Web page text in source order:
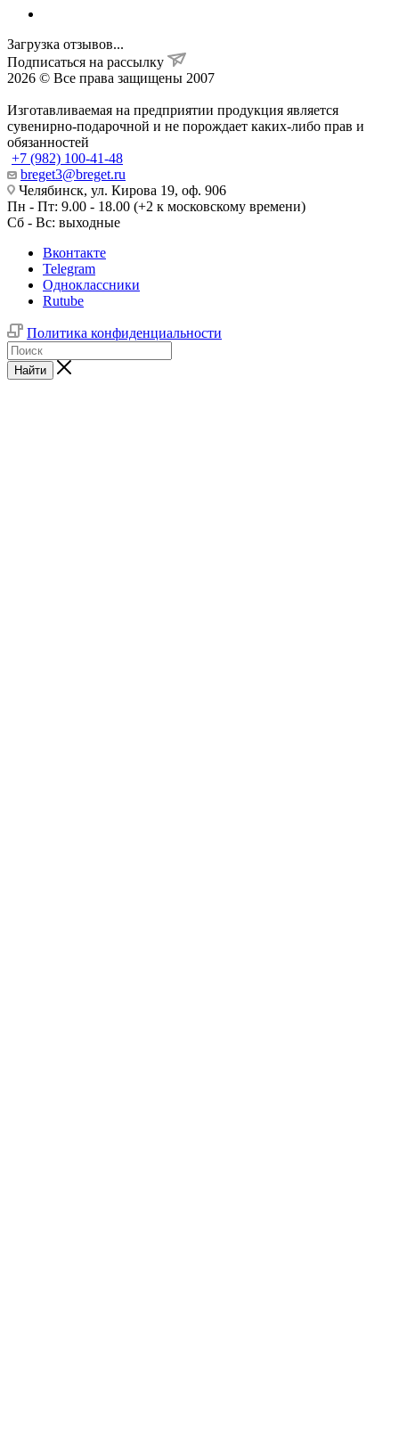
Загрузка отзывов...
Подписаться на рассылку
2026 © Все права защищены 2007
Изготавливаемая на предприятии продукция является
сувенирно-подарочной и не порождает каких-либо прав и
обязанностей
+7 (982) 100-41-48
breget3@breget.ru
Челябинск, ул. Кирова 19, оф. 906
Пн - Пт: 9.00 - 18.00 (+2 к московскому времени)
Сб - Вс: выходные
Вконтакте
Telegram
Одноклассники
Rutube
Политика конфиденциальности
Найти